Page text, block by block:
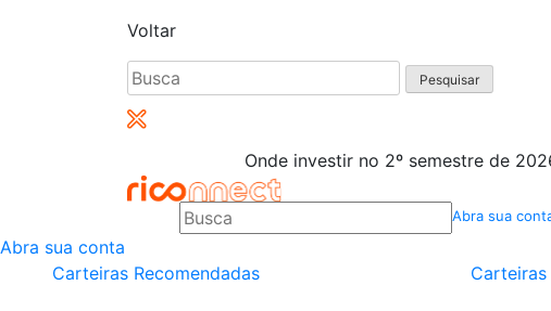
Voltar
Pesquisar
por:
Onde investir no 2º semestre de
Abra sua
Abra sua conta
Carteiras Recomendadas